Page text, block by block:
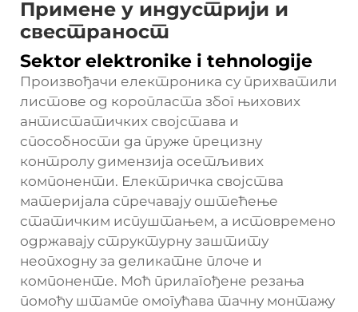
Примене у индустрији и
свестраност
Sektor elektronike i tehnologije
Произвођачи електроника су прихватили
листове од коропласта због њихових
антистатичких својстава и
способности да пруже прецизну
контролу димензија осетљивих
компоненти. Електричка својства
материјала спречавају оштећење
статичким испуштањем, а истовремено
одржавају структурну заштиту
неопходну за деликатне плоче и
компоненте. Моћ прилагођене резања
помоћу штампе омогућава тачну монтажу